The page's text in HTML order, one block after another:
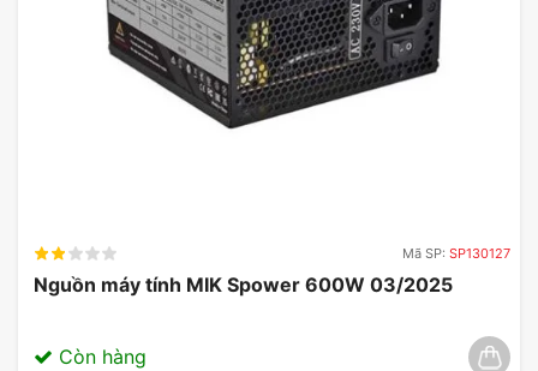
Mã SP: SP130127
Nguồn máy tính MIK Spower 600W 03/2025
Còn hàng